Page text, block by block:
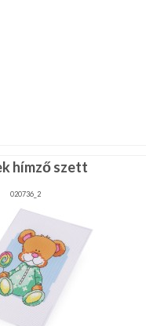
hímző szett
020736_2